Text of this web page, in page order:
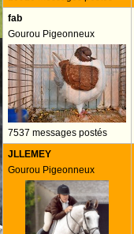
fab
Gourou Pigeonneux
7537 messages postés
JLLEMEY
Gourou Pigeonneux